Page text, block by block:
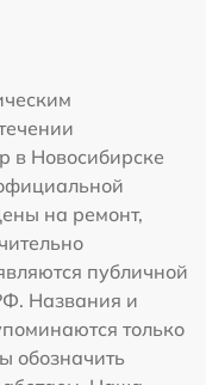
в Новосибирске
на ремонт,
публичной
Названия и
только
обозначить